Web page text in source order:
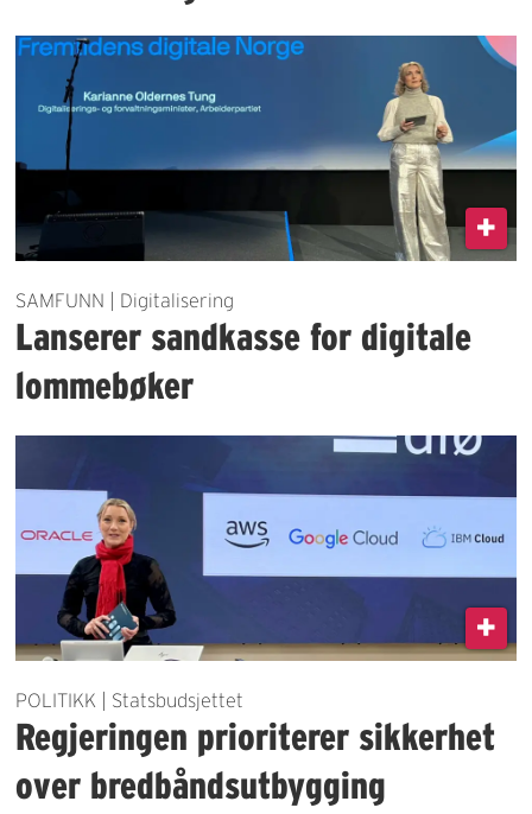
SAMFUNN | Digitalisering
Lanserer sandkasse for digitale
lommebøker
POLITIKK | Statsbudsjettet
Regjeringen prioriterer sikkerhet
over bredbåndsutbygging